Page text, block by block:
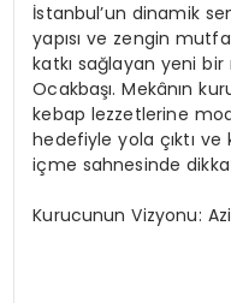
İstanbul’un dinamik
yapısı ve zengin
katkı sağlayan yeni bir
Ocakbaşı. Mekânın
kebap lezzetlerine
hedefiyle yola çıktı ve
içme sahnesinde
Kurucunun Vizyonu: